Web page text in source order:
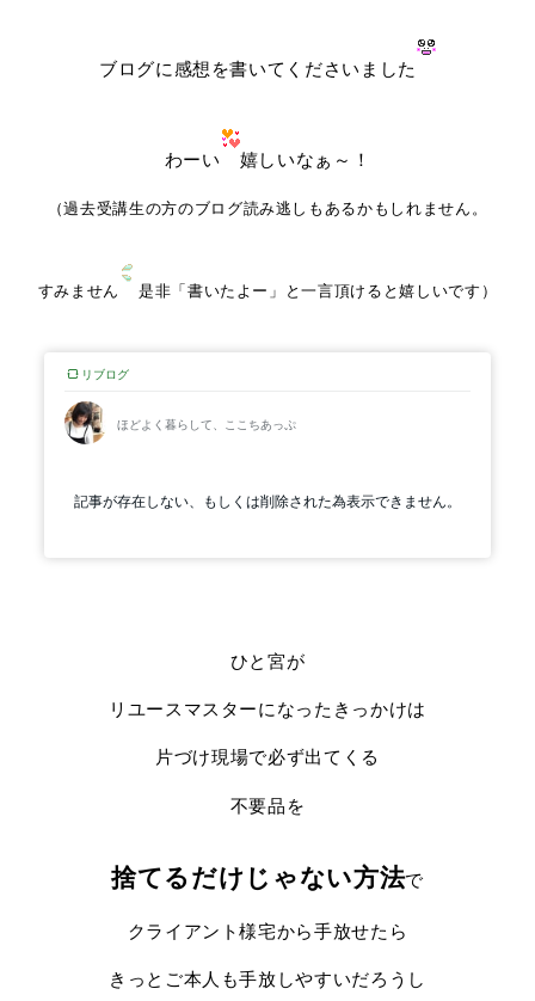
ブログに感想を書いてくださいました
わーい 嬉しいなぁ～！
（過去受講生の方のブログ読み逃しもあるかもしれません。
すみません 是非「書いたよー」と一言頂けると嬉しいです）
ひと宮が
リユースマスターになったきっかけは
片づけ現場で必ず出てくる
不要品を
捨てるだけじゃない方法で
クライアント様宅から手放せたら
きっとご本人も手放しやすいだろうし